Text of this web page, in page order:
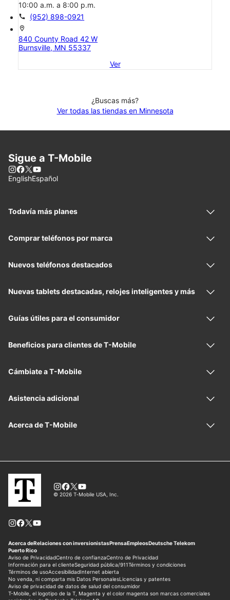
10:00 a.m. a 8:00 p.m.
call (952) 898-0921
location_on
840 County Road 42 W
Burnsville, MN 55337
Ver
¿Buscas más?
Ver todas las tiendas en Minnesota